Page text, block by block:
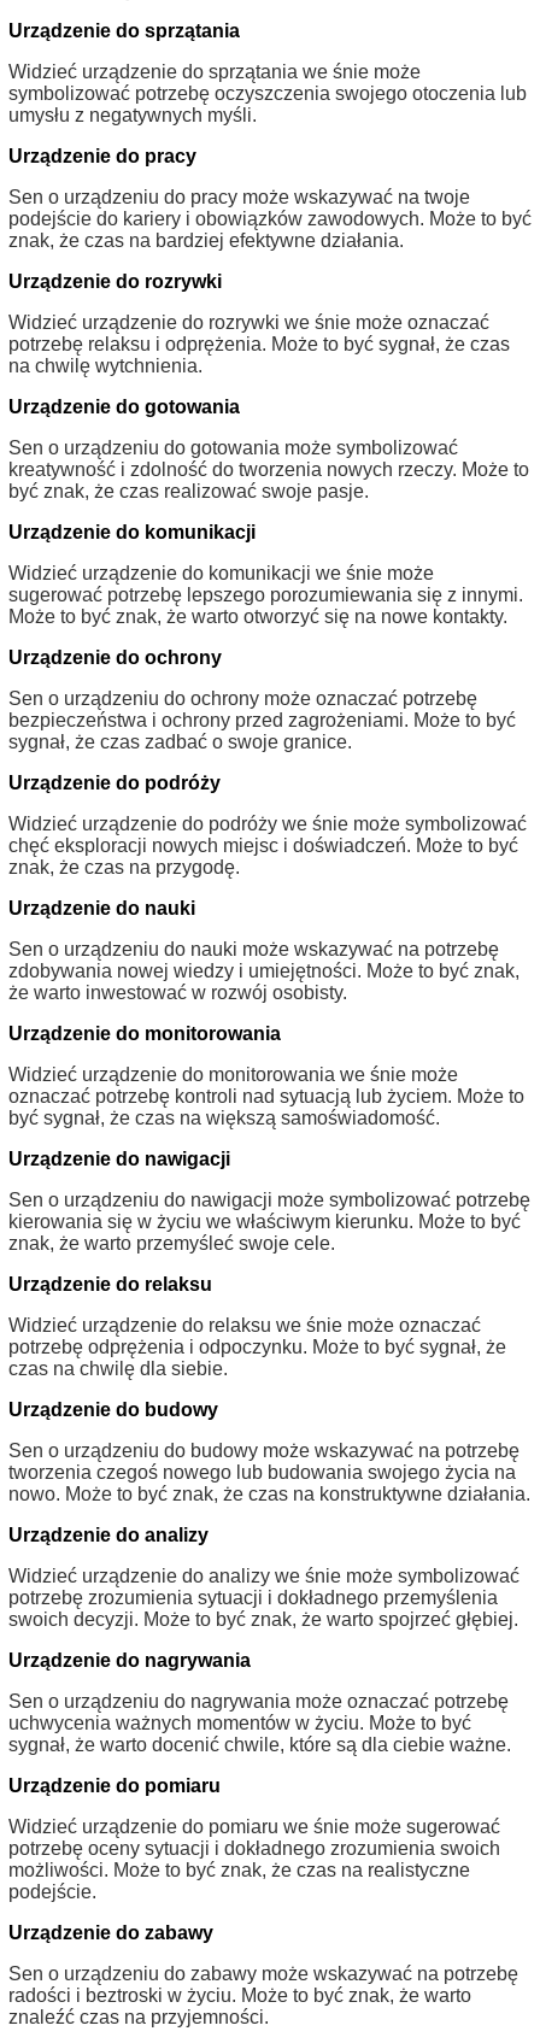
Urządzenie do sprzątania
Widzieć urządzenie do sprzątania we śnie może
symbolizować potrzebę oczyszczenia swojego otoczenia lub
umysłu z negatywnych myśli.
Urządzenie do pracy
Sen o urządzeniu do pracy może wskazywać na twoje
podejście do kariery i obowiązków zawodowych. Może to być
znak, że czas na bardziej efektywne działania.
Urządzenie do rozrywki
Widzieć urządzenie do rozrywki we śnie może oznaczać
potrzebę relaksu i odprężenia. Może to być sygnał, że czas
na chwilę wytchnienia.
Urządzenie do gotowania
Sen o urządzeniu do gotowania może symbolizować
kreatywność i zdolność do tworzenia nowych rzeczy. Może to
być znak, że czas realizować swoje pasje.
Urządzenie do komunikacji
Widzieć urządzenie do komunikacji we śnie może
sugerować potrzebę lepszego porozumiewania się z innymi.
Może to być znak, że warto otworzyć się na nowe kontakty.
Urządzenie do ochrony
Sen o urządzeniu do ochrony może oznaczać potrzebę
bezpieczeństwa i ochrony przed zagrożeniami. Może to być
sygnał, że czas zadbać o swoje granice.
Urządzenie do podróży
Widzieć urządzenie do podróży we śnie może symbolizować
chęć eksploracji nowych miejsc i doświadczeń. Może to być
znak, że czas na przygodę.
Urządzenie do nauki
Sen o urządzeniu do nauki może wskazywać na potrzebę
zdobywania nowej wiedzy i umiejętności. Może to być znak,
że warto inwestować w rozwój osobisty.
Urządzenie do monitorowania
Widzieć urządzenie do monitorowania we śnie może
oznaczać potrzebę kontroli nad sytuacją lub życiem. Może to
być sygnał, że czas na większą samoświadomość.
Urządzenie do nawigacji
Sen o urządzeniu do nawigacji może symbolizować potrzebę
kierowania się w życiu we właściwym kierunku. Może to być
znak, że warto przemyśleć swoje cele.
Urządzenie do relaksu
Widzieć urządzenie do relaksu we śnie może oznaczać
potrzebę odprężenia i odpoczynku. Może to być sygnał, że
czas na chwilę dla siebie.
Urządzenie do budowy
Sen o urządzeniu do budowy może wskazywać na potrzebę
tworzenia czegoś nowego lub budowania swojego życia na
nowo. Może to być znak, że czas na konstruktywne działania.
Urządzenie do analizy
Widzieć urządzenie do analizy we śnie może symbolizować
potrzebę zrozumienia sytuacji i dokładnego przemyślenia
swoich decyzji. Może to być znak, że warto spojrzeć głębiej.
Urządzenie do nagrywania
Sen o urządzeniu do nagrywania może oznaczać potrzebę
uchwycenia ważnych momentów w życiu. Może to być
sygnał, że warto docenić chwile, które są dla ciebie ważne.
Urządzenie do pomiaru
Widzieć urządzenie do pomiaru we śnie może sugerować
potrzebę oceny sytuacji i dokładnego zrozumienia swoich
możliwości. Może to być znak, że czas na realistyczne
podejście.
Urządzenie do zabawy
Sen o urządzeniu do zabawy może wskazywać na potrzebę
radości i beztroski w życiu. Może to być znak, że warto
znaleźć czas na przyjemności.